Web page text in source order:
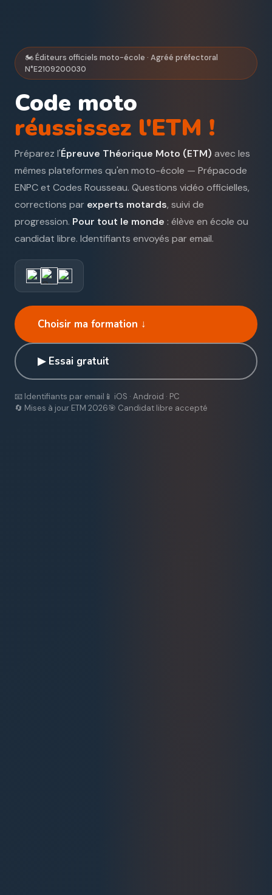
🏍 Éditeurs officiels moto-école · Agréé préfectoral
N°E2109200030
Code moto
réussissez l'ETM !
Préparez l'Épreuve Théorique Moto (ETM) avec les
mêmes plateformes qu'en moto-école — Prépacode
ENPC et Codes Rousseau. Questions vidéo officielles,
corrections par experts motards, suivi de
progression. Pour tout le monde : élève en école ou
candidat libre. Identifiants envoyés par email.
Choisir ma formation ↓
▶ Essai gratuit
📧 Identifiants par email 📱 iOS · Android · PC
🔄 Mises à jour ETM 2026🎯 Candidat libre accepté